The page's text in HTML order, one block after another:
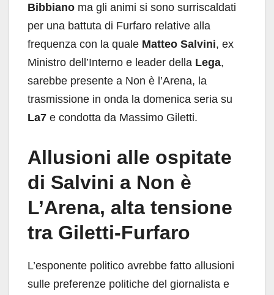
Bibbiano ma gli animi si sono surriscaldati
per una battuta di Furfaro relative alla
frequenza con la quale Matteo Salvini, ex
Ministro dell’Interno e leader della Lega,
sarebbe presente a Non è l’Arena, la
trasmissione in onda la domenica seria su
La7 e condotta da Massimo Giletti.
Allusioni alle ospitate
di Salvini a Non è
L’Arena, alta tensione
tra Giletti-Furfaro
L’esponente politico avrebbe fatto allusioni
sulle preferenze politiche del giornalista e